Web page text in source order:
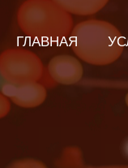
ГЛАВНАЯ